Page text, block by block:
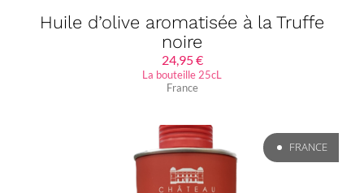
Huile d’olive aromatisée à la Truffe
noire
24,95€
La bouteille 25cL
France
FRANCE